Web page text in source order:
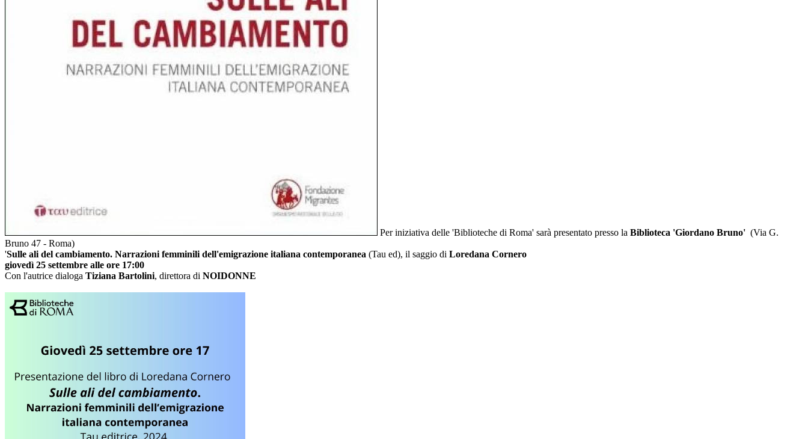
Per iniziativa delle 'Biblioteche di Roma' sarà presentato presso la Biblioteca 'Giordano Bruno' (Via G.
Bruno 47 - Roma)
'Sulle ali del cambiamento. Narrazioni femminili dell'emigrazione italiana contemporanea (Tau ed), il saggio di Loredana Cornero
giovedì 25 settembre alle ore 17:00
Con l'autrice dialoga Tiziana Bartolini, direttora di NOIDONNE